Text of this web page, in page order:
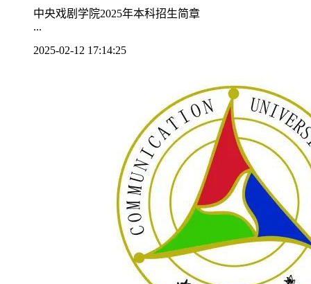
中央戏剧学院2025年本科招生简章
...
2025-02-12 17:14:25